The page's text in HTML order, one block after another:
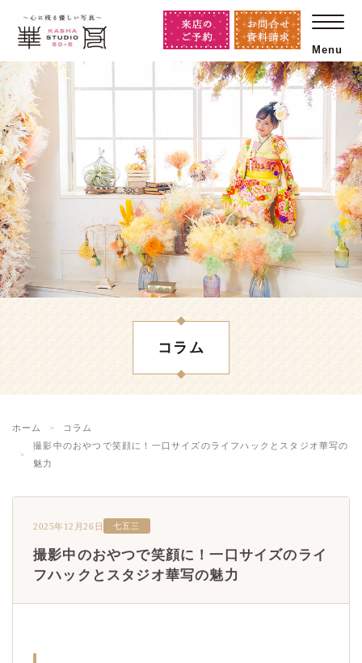
Menu
コラム
ホーム
コラム
撮影中のおやつで笑顔に！一口サイズのライフハックとスタジオ華写の
魅力
2025年12月26日 七五三
撮影中のおやつで笑顔に！一口サイズのライ
フハックとスタジオ華写の魅力